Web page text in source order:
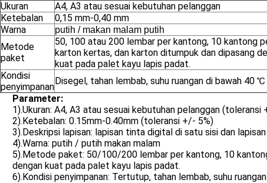
Ukuran
A4, A3 atau sesuai kebutuhan pelanggan
Ketebalan
0,15 mm-0,40 mm
Warna
putih / makan malam putih
Metode
paket
50, 100 atau 200 lembar per kantong, 10 kantong
karton kertas, dan karton ditumpuk dan dipasang
kuat pada palet kayu lapis padat.
Kondisi
penyimpanan
Disegel, tahan lembab, suhu ruangan di bawah 40 ℃
Parameter:
1).Ukuran: A4, A3 atau sesuai kebutuhan pelanggan (toleransi
2).Ketebalan: 0.15mm-0.40mm (toleransi +/- 5%)
3).Deskripsi lapisan: lapisan tinta digital di satu sisi dan
4).Warna: putih / putih makan malam
5).Metode paket: 50/100/200 lembar per kantong, 10
dengan kuat pada palet kayu lapis padat.
6).Kondisi penyimpanan: Tertutup, tahan lembab, suhu